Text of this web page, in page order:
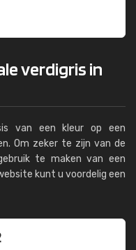
verdigris in
van een kleur op een
Om zeker te zijn van de
te maken van een
kunt u voordelig een